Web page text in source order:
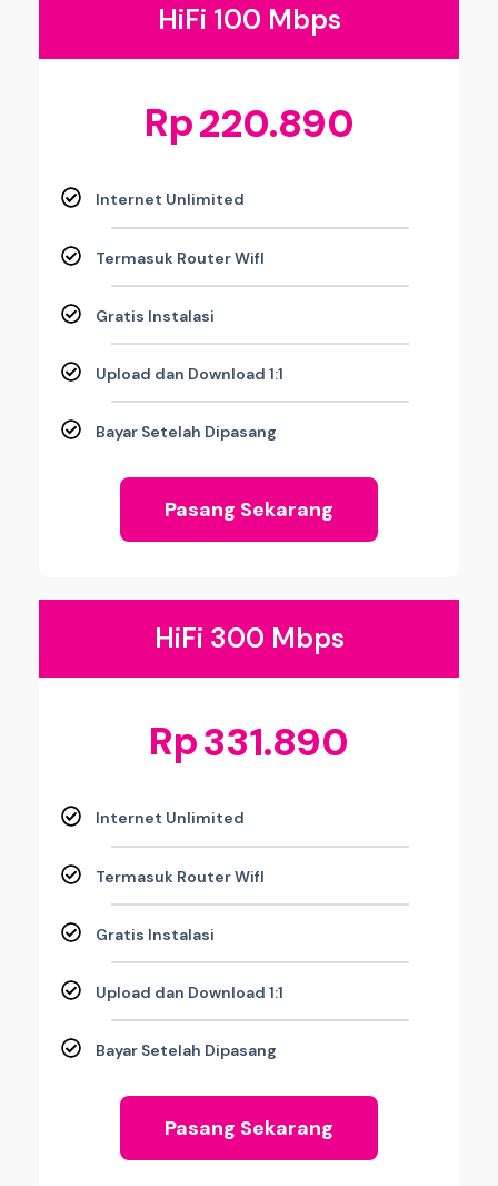
HiFi 100 Mbps
Rp220.890
Internet Unlimited
Termasuk Router WifI
Gratis Instalasi
Upload dan Download 1:1
Bayar Setelah Dipasang
Pasang Sekarang
HiFi 300 Mbps
Rp331.890
Internet Unlimited
Termasuk Router WifI
Gratis Instalasi
Upload dan Download 1:1
Bayar Setelah Dipasang
Pasang Sekarang